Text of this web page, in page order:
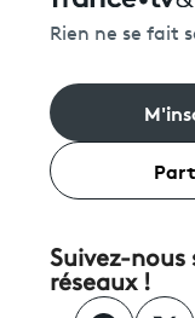
Rien ne se fait
Suivez-nous
réseaux !